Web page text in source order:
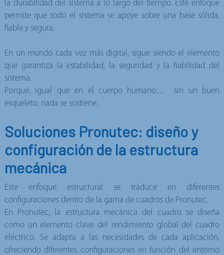
la durabilidad del sistema a lo largo del tiempo. Este enfoque
permite que todo el sistema se apoye sobre una base sólida,
fiable y segura.
En un mundo cada vez más digital, sigue siendo el elemento
que garantiza la estabilidad, la seguridad y la fiabilidad del
sistema.
Porque, igual que en el cuerpo humano… sin un buen
esqueleto, nada se sostiene.
Soluciones Pronutec: diseño y
configuración de la estructura
mecánica
Este enfoque estructural se traduce en diferentes
configuraciones dentro de la gama de cuadros de Pronutec.
En Pronutec, la estructura mecánica del cuadro se diseña
como un elemento clave del rendimiento global del cuadro
eléctrico. Se adapta a las necesidades de cada aplicación,
ofreciendo diferentes configuraciones en función del entorno